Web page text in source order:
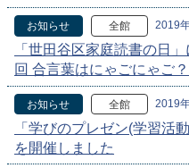
お知らせ 全館 2019
「世田谷区家庭読書の日
回 合言葉はにゃごにゃご
お知らせ 全館 2019
「学びのプレゼン(学習活
を開催しました